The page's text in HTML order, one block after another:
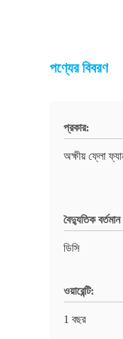
পণ্যের বিবরণ
প্রকার:
অক্ষীয় ফ্লো
বৈদ্যুতিক
ডিসি
ওয়ারেন্টি:
1 বছর